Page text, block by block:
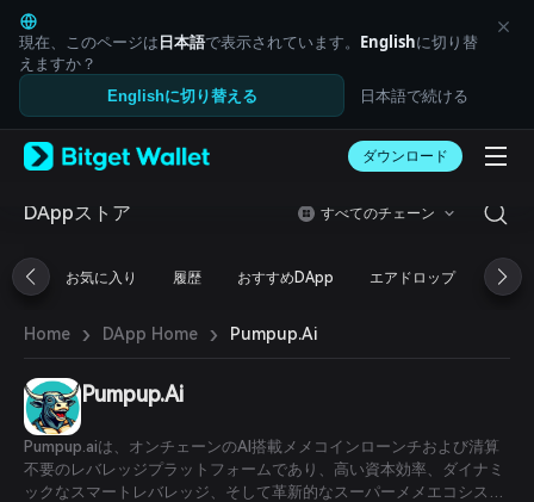
English
日本語
Tiếng Việt
Русский
Español (Latinoamérica)
Italiano
Deutsch
繁體中文
Português (Portugal)
ภาษาไทย
العربية
हिन्दी
বাংলা
Español
Português (Brasil)
Español (Argentina)
現在、このページは日本語で表示されています。 Englishに切り替
えますか？
Englishに切り替える 日本語で続ける
ダウンロード
DAppストア すべてのチェーン
お気に入り 履歴 おすすめDApp エアドロップ DeFi
Home › DApp Home › Pumpup.Ai
Pumpup.Ai
Pumpup.aiは、オンチェーンのAI搭載メメコインローンチおよび清算
不要のレバレッジプラットフォームであり、高い資本効率、ダイナミ
ックなスマートレバレッジ、そして革新的なスーパーメメエコシステ